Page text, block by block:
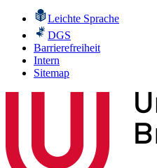
Leichte Sprache
DGS
Barrierefreiheit
Intern
Sitemap